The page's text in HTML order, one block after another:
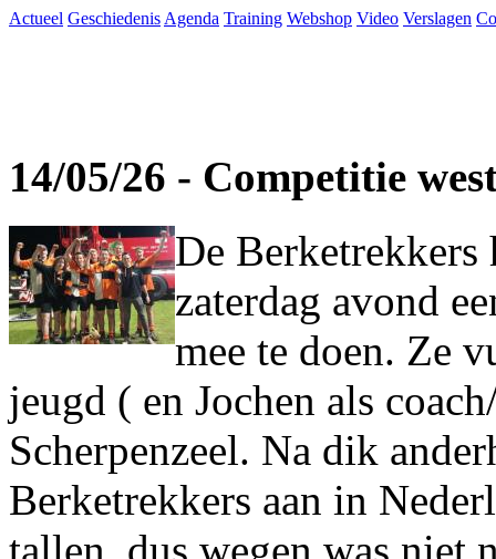
Actueel Geschiedenis Agenda Training Webshop Video Verslagen
14/05/26 - Competitie
De Berketrekkers
zaterdag avond
mee te doen. Ze
jeugd ( en Jochen als
Scherpenzeel. Na dik
Berketrekkers aan in
tallen, dus wegen was niet